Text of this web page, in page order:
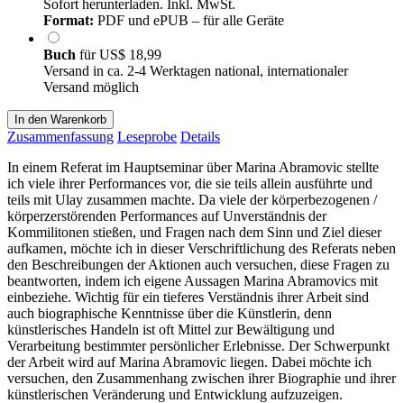
Sofort herunterladen. Inkl. MwSt.
Format: PDF und ePUB – für alle Geräte
Buch fürUS$ 18,99
Versand in ca. 2-4 Werktagen national, internationaler
Versand möglich
In den Warenkorb
Zusammenfassung Leseprobe Details
In einem Referat im Hauptseminar über Marina Abramovic stellte
ich viele ihrer Performances vor, die sie teils allein ausführte und
teils mit Ulay zusammen machte. Da viele der körperbezogenen /
körperzerstörenden Performances auf Unverständnis der
Kommilitonen stießen, und Fragen nach dem Sinn und Ziel dieser
aufkamen, möchte ich in dieser Verschriftlichung des Referats neben
den Beschreibungen der Aktionen auch versuchen, diese Fragen zu
beantworten, indem ich eigene Aussagen Marina Abramovics mit
einbeziehe. Wichtig für ein tieferes Verständnis ihrer Arbeit sind
auch biographische Kenntnisse über die Künstlerin, denn
künstlerisches Handeln ist oft Mittel zur Bewältigung und
Verarbeitung bestimmter persönlicher Erlebnisse. Der Schwerpunkt
der Arbeit wird auf Marina Abramovic liegen. Dabei möchte ich
versuchen, den Zusammenhang zwischen ihrer Biographie und ihrer
künstlerischen Veränderung und Entwicklung aufzuzeigen.